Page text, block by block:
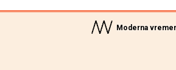
Moderna